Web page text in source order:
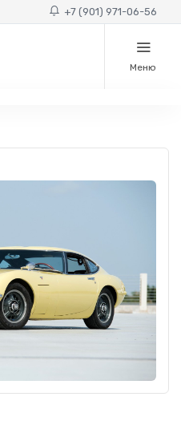
+7 (901) 971-06-56
Меню